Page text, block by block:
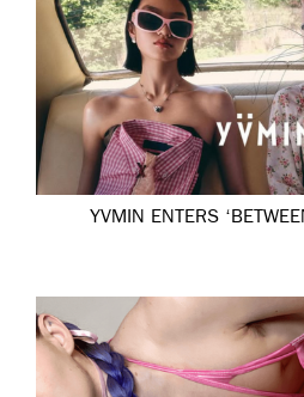
YVMIN ENTERS